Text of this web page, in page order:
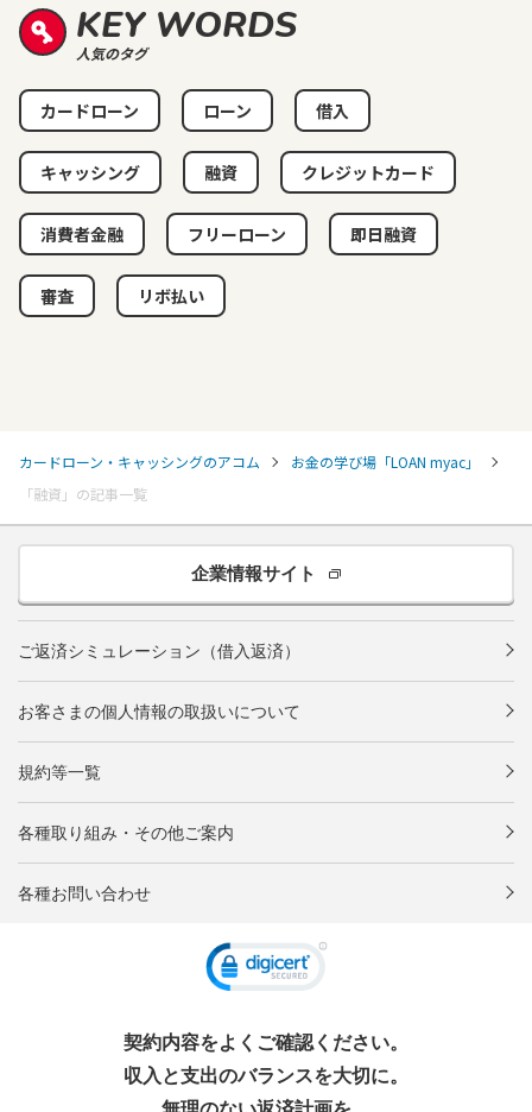
KEY WORDS
人気のタグ
カードローン ローン 借入
キャッシング 融資 クレジットカード
消費者金融 フリーローン 即日融資
審査 リボ払い
カードローン・キャッシングのアコム
お金の学び場「LOAN myac」
「融資」の記事一覧
企業情報サイト
ご返済シミュレーション（借入返済）
お客さまの個人情報の取扱いについて
規約等一覧
各種取り組み・その他ご案内
各種お問い合わせ
契約内容をよくご確認ください。
収入と支出のバランスを大切に。